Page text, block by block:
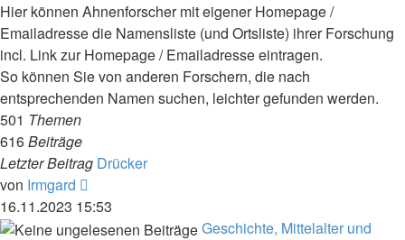
Hier können Ahnenforscher mit eigener Homepage /
Emailadresse die Namensliste (und Ortsliste) ihrer Forschung
incl. Link zur Homepage / Emailadresse eintragen.
So können Sie von anderen Forschern, die nach
entsprechenden Namen suchen, leichter gefunden werden.
501 Themen
616Beiträge
Letzter Beitrag Drücker
von Irmgard
Beitrag
16.11.2023 15:53
Geschichte, Mittelalter und